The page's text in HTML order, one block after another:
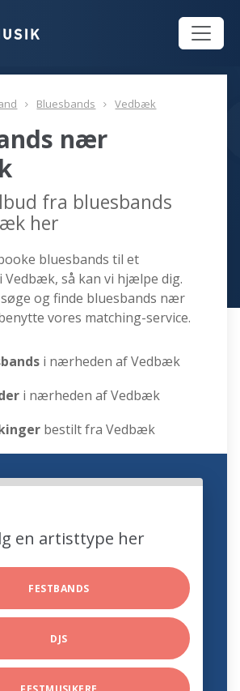
Bluesbands Vedbæk
nær
fra bluesbands
her
bluesbands til et
Vedbæk, så kan vi hjælpe dig.
og finde bluesbands nær
vores matching-service.
i nærheden af Vedbæk
i nærheden af Vedbæk
bestilt fra Vedbæk
en artisttype her
FESTBANDS
DJS